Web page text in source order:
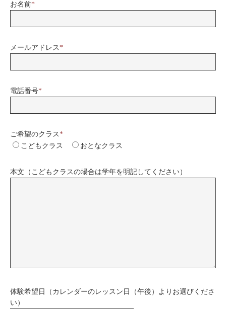
お名前*
メールアドレス*
電話番号*
ご希望のクラス*
こどもクラス
おとなクラス
本文（こどもクラスの場合は学年を明記してください）
体験希望日（カレンダーのレッスン日（午後）よりお選びくださ
い）